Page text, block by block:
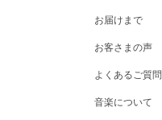
お届けまで
お客さまの声
よくあるご質問
音楽について